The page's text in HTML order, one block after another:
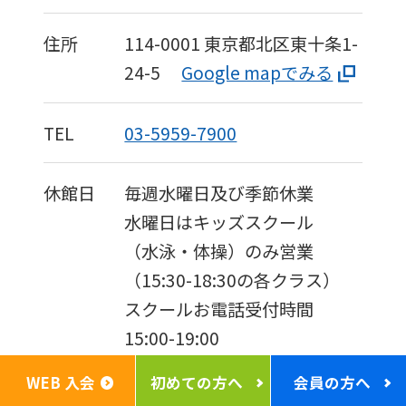
住所 114-0001 東京都北区東十条1-
24-5
Google mapでみる
TEL 03-5959-7900
休館日
毎週水曜日及び季節休業
水曜日はキッズスクール
（水泳・体操）のみ営業
（15:30-18:30の各クラス）
スクールお電話受付時間
15:00-19:00
日となり電話受付の対応はご
WEB 入会 初めての方へ 会員の方へ